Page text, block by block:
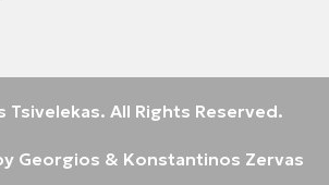
Tsivelekas. All Rights Reserved.
Georgios & Konstantinos Zervas